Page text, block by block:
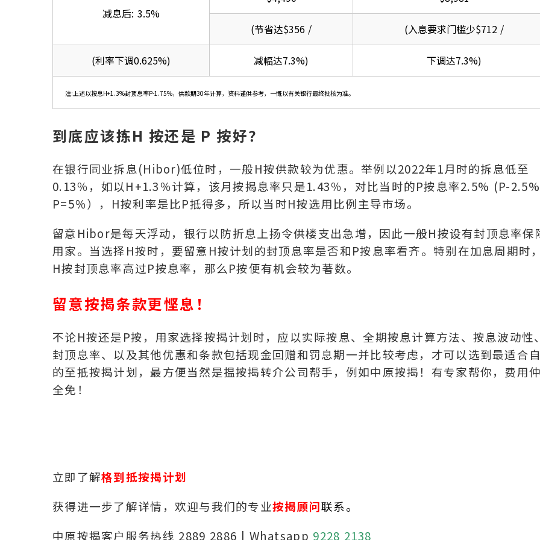
减息后: 3.5%
(节省达$356 / (入息要求门槛少$712 /
减幅达7.3%) 下调达7.3%)
(利率下调0.625%)
注:上述以按息H+1.3%封顶息率P-1.75%，供款期30年计算，资料谨供参考，一慨以有关银行最终批核为准。
到底应该拣H 按还是 P 按好？
在银行同业拆息(Hibor)低位时，一般H按供款较为优惠。举例以2022年1月时的拆息低至
0.13％，如以H+1.3％计算，该月按揭息率只是1.43％，对比当时的P按息率2.5% (P-2.5%
P=5％），H按利率是比P抵得多，所以当时H按选用比例主导市场。
留意Hibor是每天浮动，银行以防折息上扬令供楼支出急增，因此一般H按设有封顶息率保
用家。当选择H按时，要留意H按计划的封顶息率是否和P按息率看齐。特别在加息周期时
H按封顶息率高过P按息率，那么P按便有机会较为著数。
留意按揭条款更悭息！
不论H按还是P按，用家选择按揭计划时，应以实际按息、全期按息计算方法、按息波动性、
封顶息率、以及其他优惠和条款包括现金回赠和罚息期一并比较考虑，才可以选到最适合
的至抵按揭计划，最方便当然是揾按揭转介公司帮手，例如中原按揭！有专家帮你，费用
全免！
立即了解格到抵按揭计划
获得进一步了解详情，欢迎与我们的专业按揭顾问联系。
中原按揭客户服务热线 2889 2886 | Whatsapp 9228 2138